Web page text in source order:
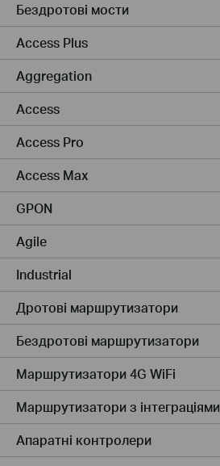
Бездротові мости
Access Plus
Aggregation
Access
Access Pro
Access Max
GPON
Agile
Industrial
Дротові маршрутизатори
Бездротові маршрутизатори
Маршрутизатори 4G WiFi
Маршрутизатори з інтеграціями
Апаратні контролери